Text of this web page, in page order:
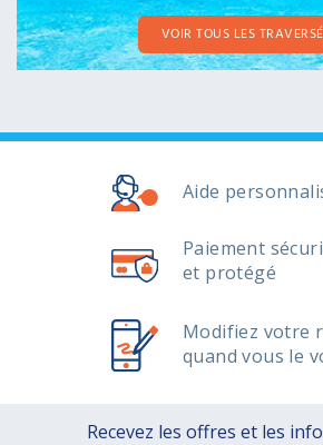
VOIR TOUS LES
Aide
Paiement
et protégé
Modifiez votre
quand vous le
Recevez les offres et les